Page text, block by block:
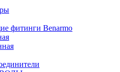
фитинги Benarmo